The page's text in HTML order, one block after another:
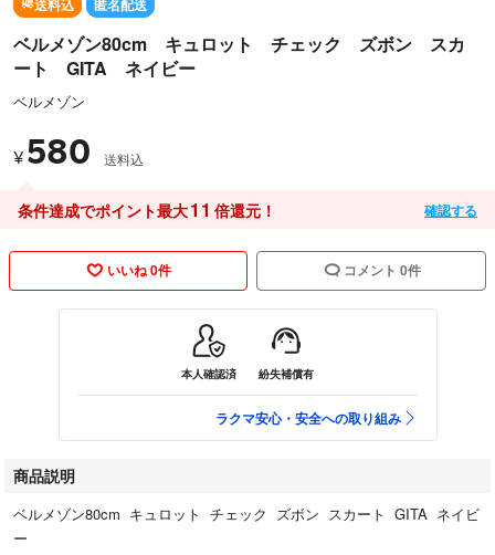
送料込 匿名配送
ベルメゾン80cm キュロット チェック ズボン スカ
ート GITA ネイビー
ベルメゾン
¥ 580 送料込
条件達成でポイント最大11 倍還元！ 確認する
いいね 0件 コメント 0件
本人確認済 紛失補償有
ラクマ安心・安全への取り組み
商品説明
ベルメゾン80cm キュロット チェック ズボン スカート GITA ネイビ
ー